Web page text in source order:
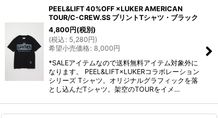
PEEL&LIFT 40%OFF ×LUKER AMERICAN
TOUR/C-CREW.SS プリントTシャツ・ブラック
4,800円(税別)
(税込: 5,280円)
希望小売価格: 8,000円
*SALEアイテムなので送料無料アイテム対象外に
なります。 PEEL&LIFT×LUKERコラボレーション
シリーズ Tシャツ。オリジナルグラフィックを落
とし込んだTシャツ。架空のTOURをイメ…